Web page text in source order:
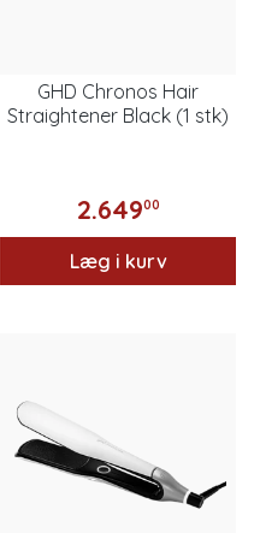
GHD Chronos Hair
Straightener Black (1 stk)
2.64900
Læg i kurv